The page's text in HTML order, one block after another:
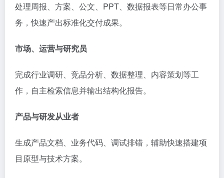
处理周报、方案、公文、PPT、数据报表等日常办公事
务，快速产出标准化交付成果。
市场、运营与研究员
完成行业调研、竞品分析、数据整理、内容策划等工
作，自主检索信息并输出结构化报告。
产品与研发从业者
生成产品文档、业务代码、调试排错，辅助快速搭建项
目原型与技术方案。